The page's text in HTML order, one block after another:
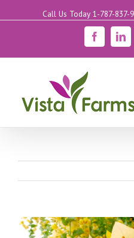
Call Us Today 1-787-837-
Facebook